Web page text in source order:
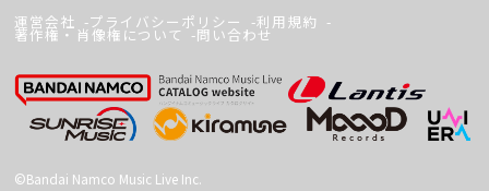
運営会社 プライバシーポリシー 利用規約
著作権・肖像権について 問い合わせ
©Bandai Namco Music Live Inc.